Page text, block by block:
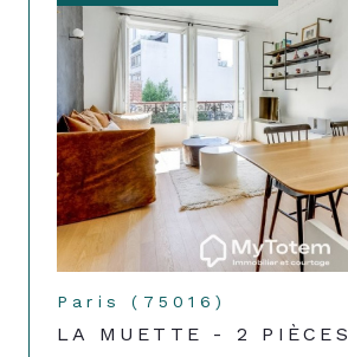
Paris (75016)
LA MUETTE - 2 PIÈCES